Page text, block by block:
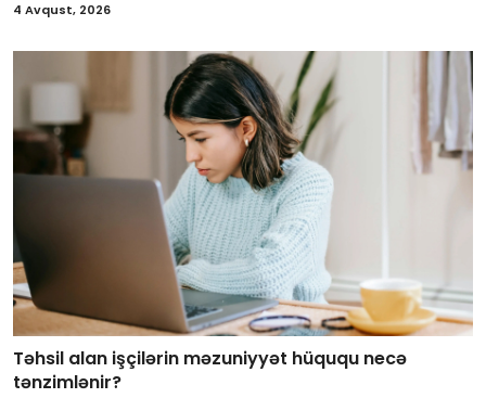
4 Avqust, 2026
Təhsil alan işçilərin məzuniyyət hüququ necə
tənzimlənir?